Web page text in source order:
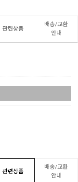
관련상품
배송/교환
안내
관련상품
배송/교환
안내